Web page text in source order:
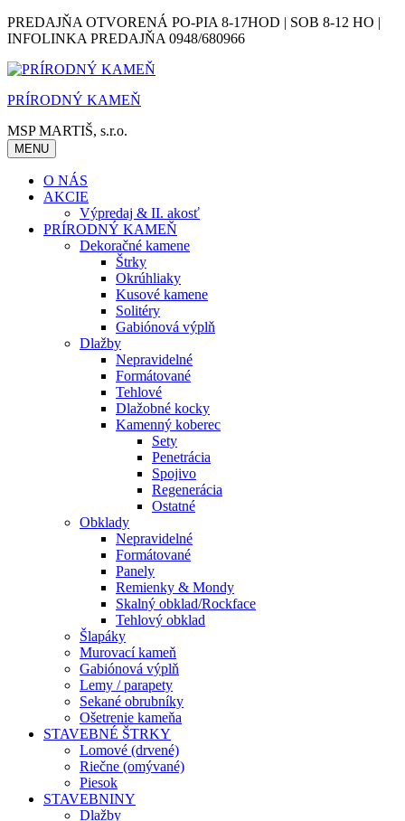
Skip
to
PREDAJŇA OTVORENÁ PO-PIA 8-17HOD | SOB 8-12 HO |
INFOLINKA PREDAJŇA 0948/680966
PRÍRODNÝ KAMEŇ
MSP MARTIŠ, s.r.o.
MENU
O NÁS
AKCIE
Výpredaj & II. akosť
PRÍRODNÝ KAMEŇ
Dekoračné kamene
Štrky
Okrúhliaky
Kusové kamene
Solitéry
Gabiónová výplň
Dlažby
Nepravidelné
Formátované
Tehlové
Dlažobné kocky
Kamenný koberec
Sety
Penetrácia
Spojivo
Regenerácia
Ostatné
Obklady
Nepravidelné
Formátované
Panely
Remienky & Mondy
Skalný obklad/Rockface
Tehlový obklad
Šlapáky
Murovací kameň
Gabiónová výplň
Lemy / parapety
Sekané obrubníky
Ošetrenie kameňa
STAVEBNÉ ŠTRKY
Lomové (drvené)
Riečne (omývané)
Piesok
STAVEBNINY
Dlažby